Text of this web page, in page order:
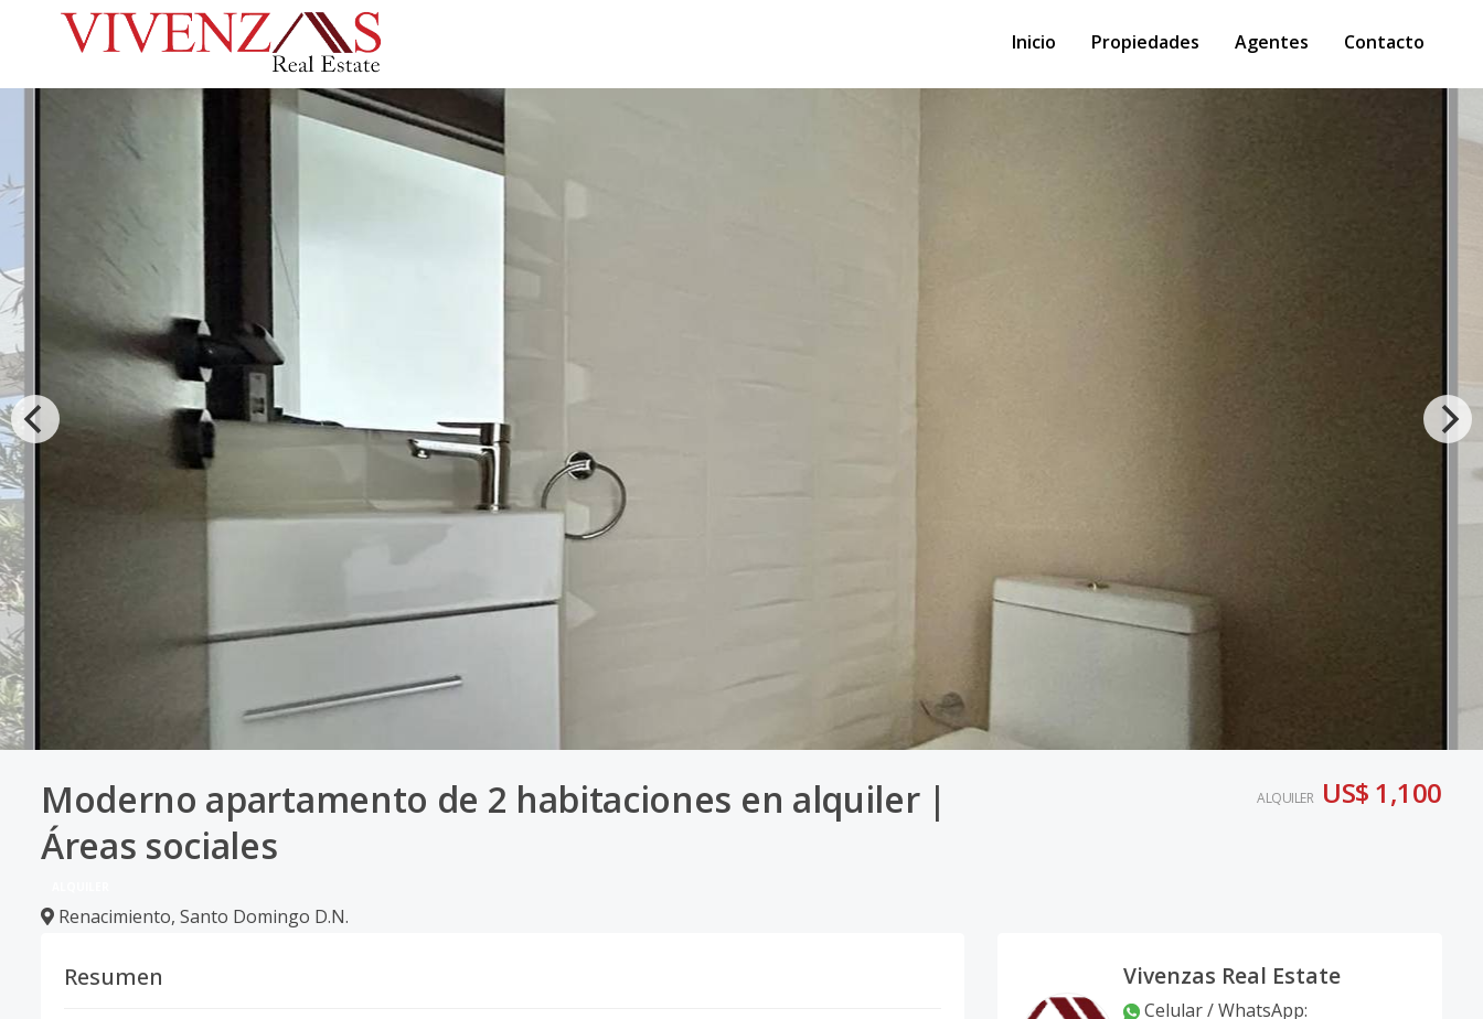
Inicio Propiedades Agentes Contacto
Moderno apartamento de 2 habitaciones en alquiler |
Áreas sociales
Renacimiento, Santo Domingo D.N.
ALQUILER US$ 1,100
Resumen Vivenzas Real Estate
Celular / WhatsApp: